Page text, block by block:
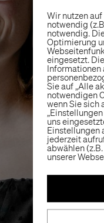
Wir nutzen
notwendig
notwendig.
Optimierung
eingesetzt.
Informationen
Sie auf „Alle
notwendigen
wenn Sie sich
uns
Einstellungen
jederzeit
abwählen
unserer